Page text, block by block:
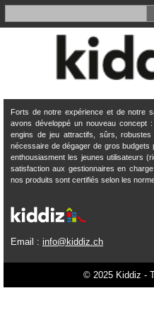
Forts de notre expérience et de notre
avons développé un nouveau concept
engins de jeu attractifs, sûrs,
nécessaire de dégager de gros budgets
enthousiasment les jeunes utilisateurs
satisfaction aux gestionnaires en
nos produits sont certifiés selon les
Email : info@kiddiz.ch
© 2025 Kiddiz -